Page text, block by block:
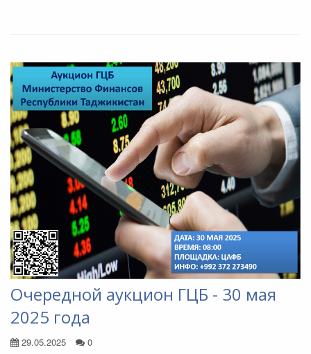
Очередной аукцион ГЦБ - 30 мая
2025 года
29.05.2025 0